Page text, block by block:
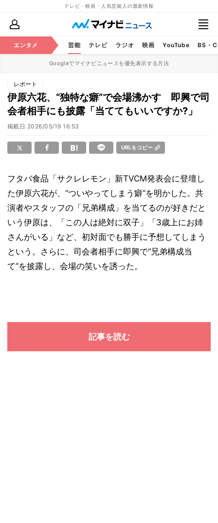
テレビ・映画・人気芸能人の最新情報
エンタメ 芸能 テレビ ラジオ 映画 YouTube BS・
Googleでマイナビニュースを優先表示する方法
レポート
伊原六花、“独特な癖”で会場沸かす 即興で司
会者相手にも披露「当ててもいいですか?」
掲載日 2026/05/19 16:53
URLをコピー
フタバ食品「サクレレモン」新TVCM発表会に登壇し
た伊原六花が、“ついやってしまう癖”を明かした。共
演者やスタッフの「兄弟構成」を当てるのが好きだと
いう伊原は、「この人は絶対に双子」「3歳上にお姉
さんがいる」など、初対面でも勝手に予想してしまう
という。さらに、司会者相手に即興で“兄弟構成当
て”を披露し、会場の笑いを誘った。
記事を読む